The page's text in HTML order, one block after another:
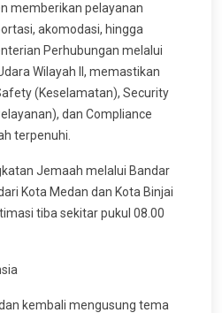
memberikan pelayanan
akomodasi, hingga
Perhubungan melalui
Wilayah II, memastikan
(Keselamatan), Security
dan Compliance
terpenuhi.
Jemaah melalui Bandar
Kota Medan dan Kota Binjai
tiba sekitar pukul 08.00
kembali mengusung tema